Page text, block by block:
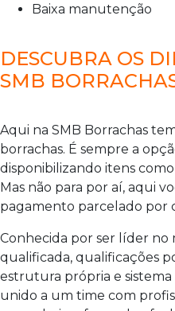
baixa manutenção
DESCUBRA OS
SMB
Aqui na SMB Borrachas
borrachas. É sempre a
disponibilizando itens
Mas não para por aí, aqui
pagamento parcelado por
Conhecida por ser líder
qualificada, qualificações
estrutura própria e sistema
unido a um time com